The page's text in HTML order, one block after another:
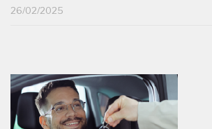
26/02/2025